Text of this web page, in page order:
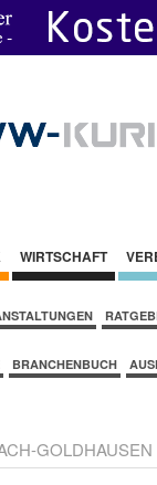
WIRTSCHAFT
BRANCHENBUCH
GOLDHAUSEN